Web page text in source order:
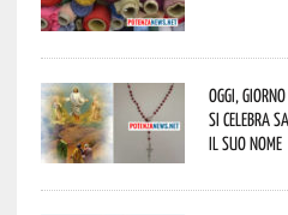
Oggi,
si celebra
il suo nome